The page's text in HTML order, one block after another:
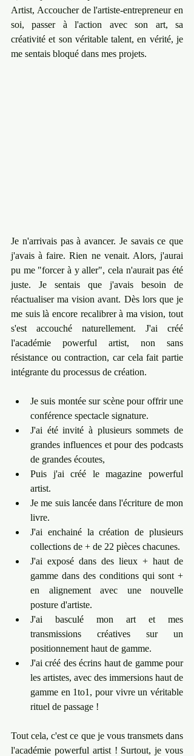
Artist, Accoucher de l'artiste-entrepreneur en
soi, passer à l'action avec son art, sa
créativité et son véritable talent, en vérité, je
me sentais bloqué dans mes projets.
Je n'arrivais pas à avancer. Je savais ce que
j'avais à faire. Rien ne venait. Alors, j'aurai
pu me "forcer à y aller", cela n'aurait pas été
juste. Je sentais que j'avais besoin de
réactualiser ma vision avant. Dès lors que je
me suis là encore recalibrer à ma vision, tout
s'est accouché naturellement. J'ai créé
l'académie powerful artist, non sans
résistance ou contraction, car cela fait partie
intégrante du processus de création.
Je suis montée sur scène pour offrir une
conférence spectacle signature.
J'ai été invité à plusieurs sommets de
grandes influences et pour des podcasts
de grandes écoutes,
Puis j'ai créé le magazine powerful
artist.
Je me suis lancée dans l'écriture de mon
livre.
J'ai enchainé la création de plusieurs
collections de + de 22 pièces chacunes.
J'ai exposé dans des lieux + haut de
gamme dans des conditions qui sont +
en alignement avec une nouvelle
posture d'artiste.
J'ai basculé mon art et mes
transmissions créatives sur un
positionnement haut de gamme.
J'ai créé des écrins haut de gamme pour
les artistes, avec des immersions haut de
gamme en 1to1, pour vivre un véritable
rituel de passage !
Tout cela, c'est ce que je vous transmets dans
l'académie powerful artist ! Surtout, je vous